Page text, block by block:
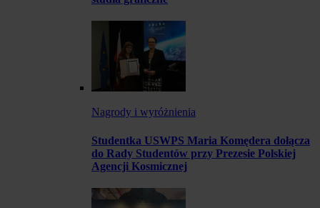
Nagrody i wyróżnienia
Studentka USWPS Maria Komędera dołącza
do Rady Studentów przy Prezesie Polskiej
Agencji Kosmicznej